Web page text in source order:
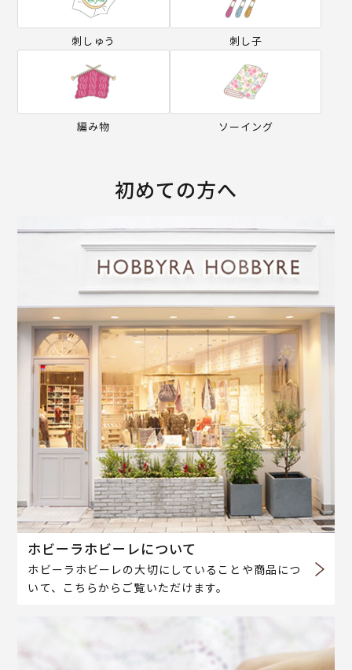
刺しゅう 刺し子
編み物 ソーイング
初めての方へ
ホビーラホビーレについて
ホビーラホビーレの大切にしていることや商品につ
いて、こちらからご覧いただけます。